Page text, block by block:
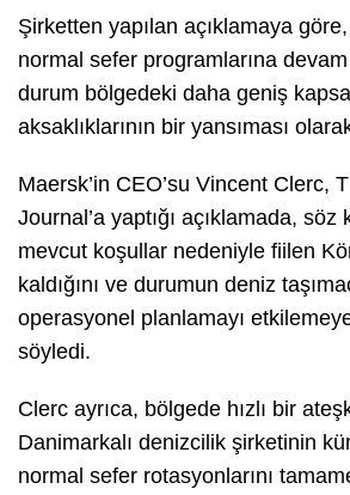
Şirketten yapılan açıklamaya
normal sefer programlarına
durum bölgedeki daha geniş
aksaklıklarının bir yansıması
Maersk’in CEO’su Vincent Clerc,
Journal’a yaptığı açıklamada,
mevcut koşullar nedeniyle fiilen
kaldığını ve durumun deniz
operasyonel planlamayı
söyledi.
Clerc ayrıca, bölgede hızlı bir
Danimarkalı denizcilik şirketinin
normal sefer rotasyonlarını